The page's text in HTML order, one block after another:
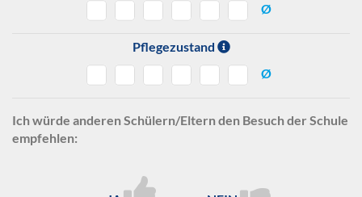
Ø
Pflegezustand
Ø
Ich würde anderen Schülern/Eltern den Besuch der Schule
empfehlen: